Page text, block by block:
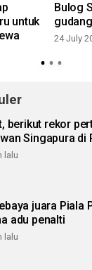
untuk
Bulog
24 July
berikut rekor
Singapura di
lalu
juara Piala
adu penalti
lalu